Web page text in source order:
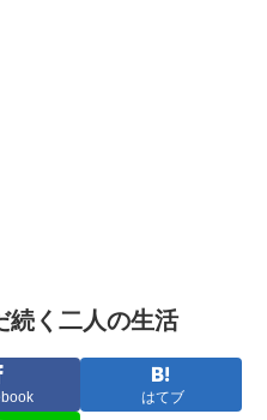
続く二人の生活
はてブ